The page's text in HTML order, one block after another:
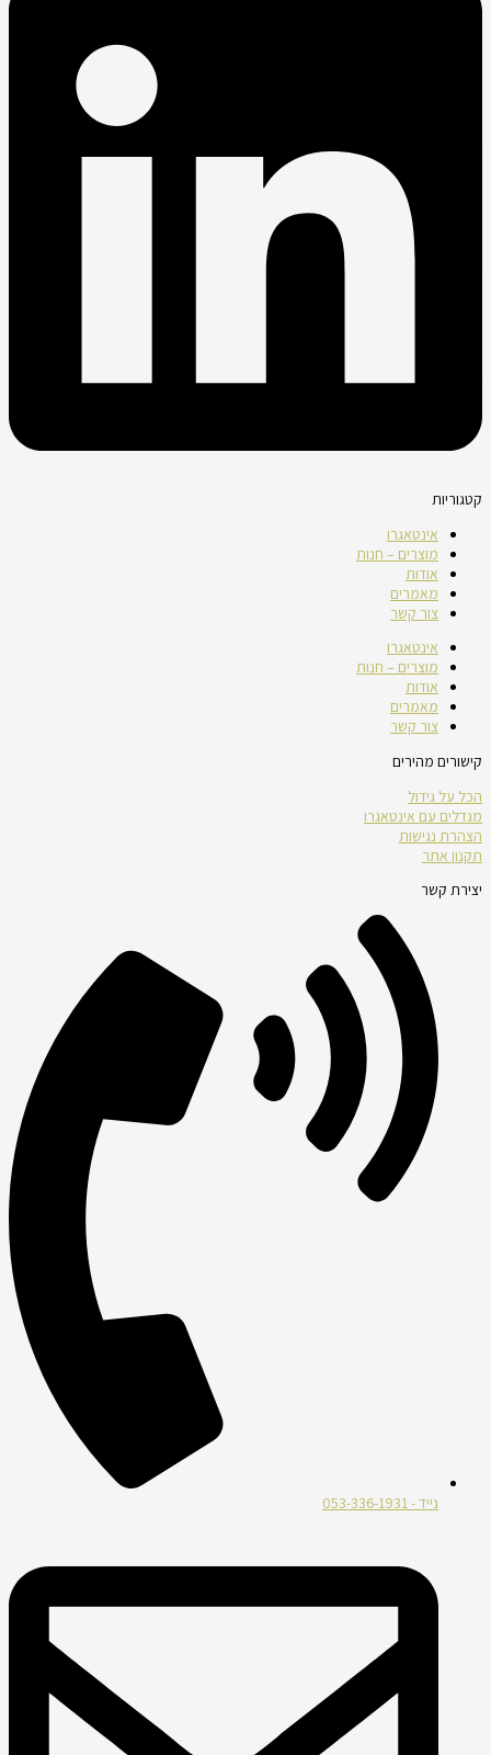
קטגוריות
אינטאגרו
מוצרים – חנות
אודות
מאמרים
צור קשר
אינטאגרו
מוצרים – חנות
אודות
מאמרים
צור קשר
קישורים מהירים
הכל על גידול
מגדלים עם אינטאגרו
הצהרת נגישות
תקנון אתר
יצירת קשר
נייד - 053-336-1931